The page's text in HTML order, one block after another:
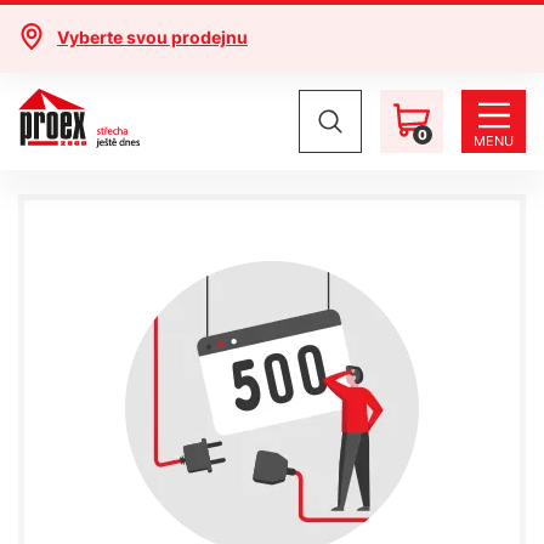
Vyberte svou prodejnu
0 MENU